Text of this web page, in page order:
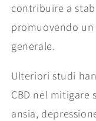
contribuire a
promuovendo un
generale.
Ulteriori studi
CBD nel
ansia,